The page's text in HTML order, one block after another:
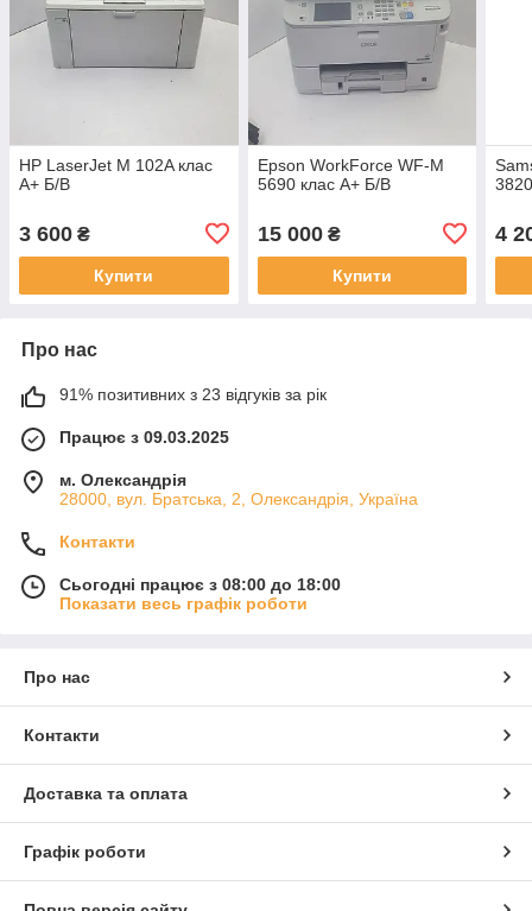
HP LaserJet M 102A клас
A+ Б/В
3 600 ₴
Купити
Epson WorkForce WF-M
5690 клас A+ Б/В
15 000₴
Купити
4
Про нас
91% позитивних з 23 відгуків за рік
Працює з 09.03.2025
м. Олександрія
28000, вул. Братська, 2, Олександрія, Україна
Контакти
Сьогодні працює з 08:00 до 18:00
Показати весь графік роботи
Про нас
Контакти
Доставка та оплата
Графік роботи